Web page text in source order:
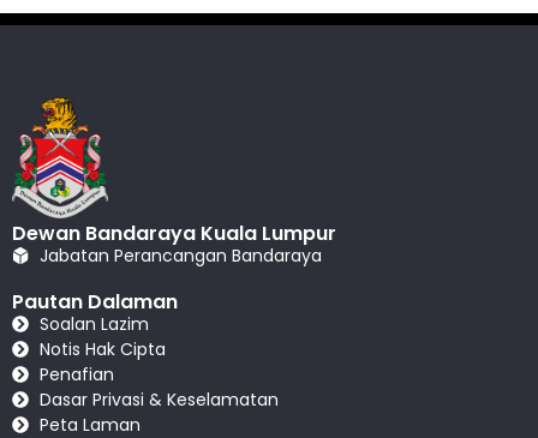
Dewan Bandaraya Kuala Lumpur
Jabatan Perancangan Bandaraya
Pautan Dalaman
Soalan Lazim
Notis Hak Cipta
Penafian
Dasar Privasi & Keselamatan
Peta Laman